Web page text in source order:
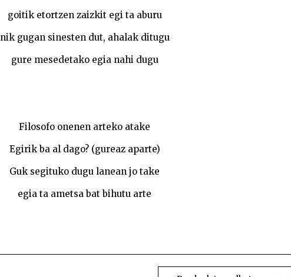
goitik etortzen zaizkit egi ta aburu
nik gugan sinesten dut, ahalak ditugu
gure mesedetako egia nahi dugu
Filosofo onenen arteko atake
Egirik ba al dago? (gureaz aparte)
Guk segituko dugu lanean jo take
egia ta ametsa bat bihutu arte